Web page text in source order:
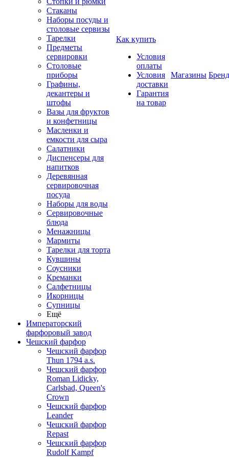
Стаканы
Наборы посуды и
столовые сервизы
Тарелки
Предметы
сервировки
Столовые
приборы
Графины,
декантеры и
штофы
Вазы для фруктов
и конфетницы
Масленки и
емкости для сыра
Салатники
Диспенсеры для
напитков
Деревянная
сервировочная
посуда
Наборы для воды
Сервировочные
блюда
Менажницы
Мармиты
Тарелки для торта
Кувшины
Соусники
Креманки
Салфетницы
Икорницы
Супницы
Ещё
Императорский
фарфоровый завод
Чешский фарфор
Чешский фарфор
Thun 1794 a.s.
Чешский фарфор
Roman Lidicky,
Carlsbad, Queen's
Crown
Чешский фарфор
Leander
Чешский фарфор
Repast
Чешский фарфор
Rudolf Kampf
Как купить
Условия
оплаты
Условия
доставки
Гарантия
на товар
Магазины